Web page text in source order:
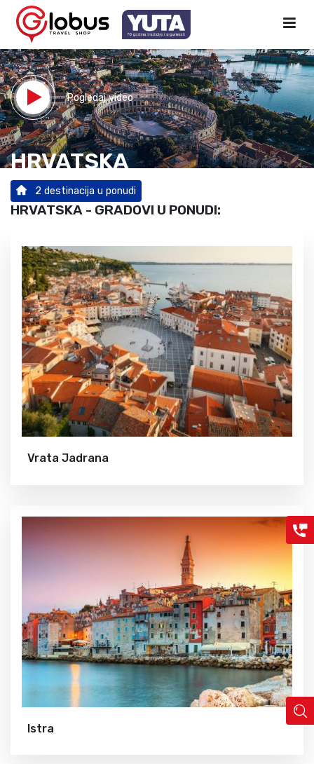
HRVATSKA
2 destinacija u ponudi
Pogledaj video
HRVATSKA - GRADOVI U PONUDI:
Vrata Jadrana
Istra